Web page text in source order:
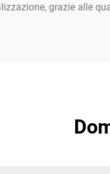
grazie alle